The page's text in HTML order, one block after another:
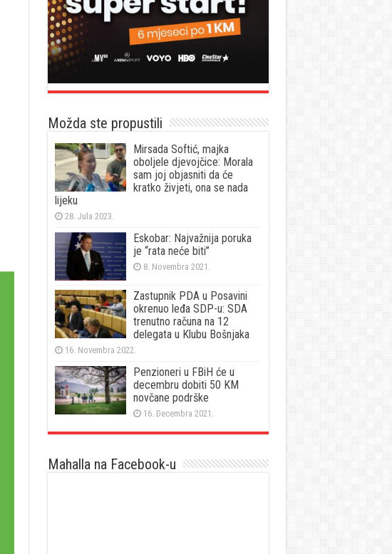
Možda ste propustili
Mirsada Softić, majka
oboljele djevojčice: Morala
sam joj objasniti da će
kratko živjeti, ona se nada
lijeku
28. Jula 2023.
Eskobar: Najvažnija poruka
je “rata neće biti”
8. Novembra 2021.
Zastupnik PDA u Posavini
okrenuo leđa SDP-u: SDA
trenutno računa na 12
delegata u Klubu Bošnjaka
16. Novembra 2022.
Penzioneri u FBiH će u
decembru dobiti 50 KM
novčane podrške
16. Decembra 2021.
Mahalla na Facebook-u